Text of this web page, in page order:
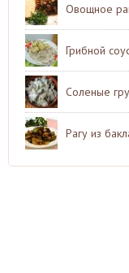
Овощное
Грибной
Соленые
Рагу из